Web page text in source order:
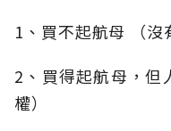
1、買不起航母 （沒
2、買得起航母，但
權）